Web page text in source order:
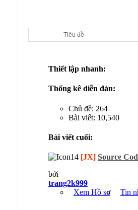
Tiêu đề
Thiết lập nhanh:
Thống kê diễn đàn:
Chủ đề: 264
Bài viết: 10,540
Bài viết cuối:
[JX] Source
bởi
trang2k999
Xem Hồ sơ
Tin